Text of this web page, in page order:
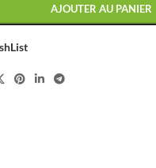
AJOUTER AU PANIER